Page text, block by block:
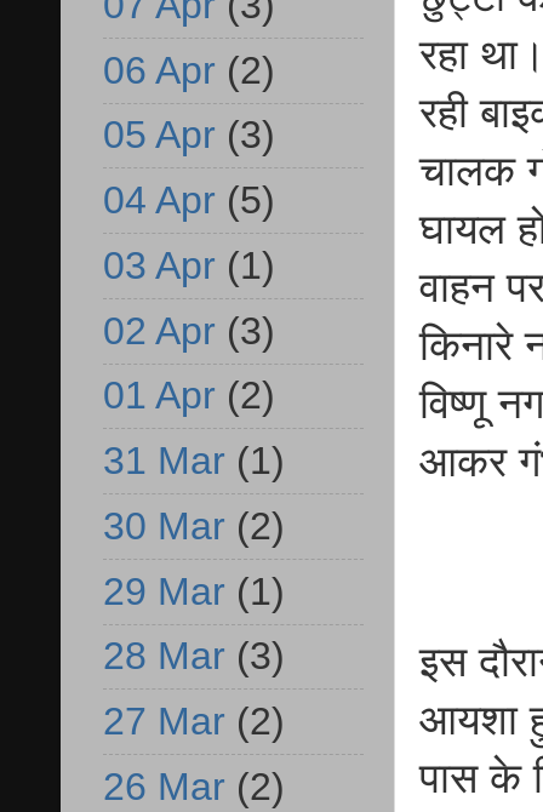
रहा
रही
चालक
घायल
वाहन
किनारे
विष्णू
आकर
इस
आयशा
पास के
06 Apr (2)
05 Apr (3)
04 Apr (5)
03 Apr (1)
02 Apr (3)
01 Apr (2)
31 Mar (1)
30 Mar (2)
29 Mar (1)
28 Mar (3)
27 Mar (2)
26 Mar (2)